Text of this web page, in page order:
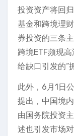
投资资产将回
基金和跨境理
券投资的三条
跨境ETF频现
给缺口引发的“
此外，6月1日
提出，中国境
由国务院投资
述也引发市场